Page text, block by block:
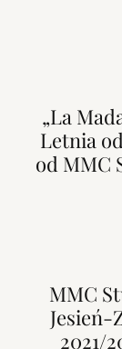
„La
Letnia
od MMC
MMC
Jesień-
2021/